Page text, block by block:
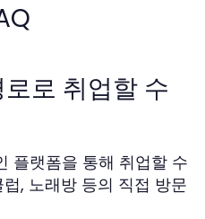
로 취업할 수
플랫폼을 통해 취업할 수
, 노래방 등의 직접 방문